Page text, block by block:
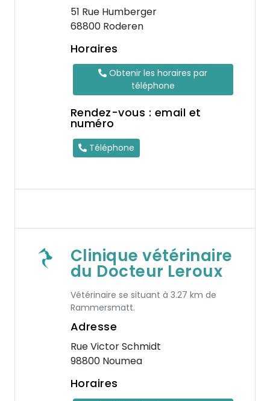
51 Rue Humberger
68800 Roderen
Horaires
Obtenir les horaires par
téléphone
Rendez-vous : email et
numéro
Téléphone
Clinique vétérinaire
du Docteur Leroux
Vétérinaire se situant à 3.27 km de
Rammersmatt.
Adresse
Rue Victor Schmidt
98800 Noumea
Horaires